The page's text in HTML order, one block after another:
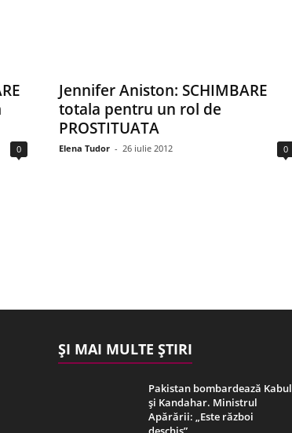
0
Jennifer Aniston: SCHIMBARE
totala pentru un rol de
PROSTITUATA
Elena Tudor - 26 iulie 2012 0
ȘI MAI MULTE ȘTIRI
Pakistan bombardează Kabul
și Kandahar. Ministrul
Apărării: „Este război